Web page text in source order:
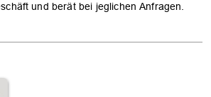
und berät bei jeglichen Anfragen.